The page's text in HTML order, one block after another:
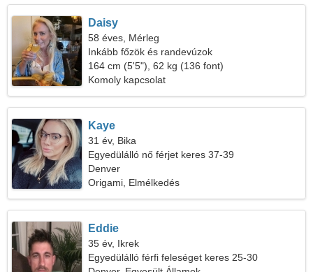
Daisy
58 éves, Mérleg
Inkább főzök és randevúzok
164 cm (5'5"), 62 kg (136 font)
Komoly kapcsolat
Kaye
31 év, Bika
Egyedülálló nő férjet keres 37-39
Denver
Origami, Elmélkedés
Eddie
35 év, Ikrek
Egyedülálló férfi feleséget keres 25-30